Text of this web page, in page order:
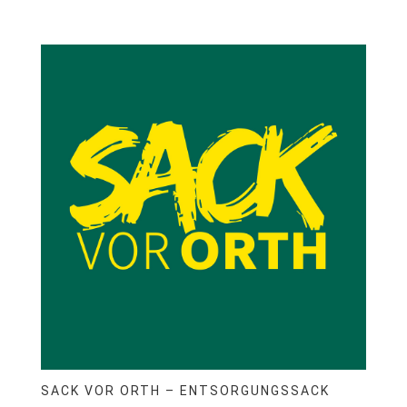
SACK VOR ORTH – ENTSORGUNGSSACK